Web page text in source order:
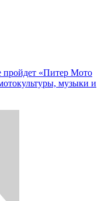
пройдет «Питер Мото
музыки и